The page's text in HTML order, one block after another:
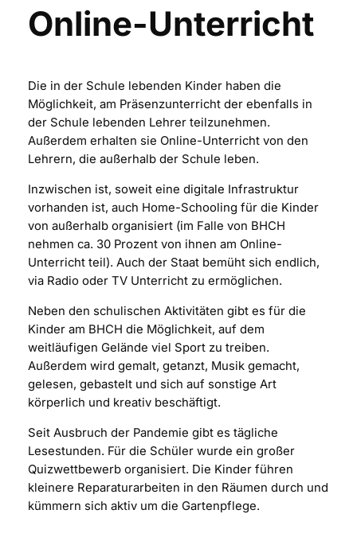
Online-Unterricht
Die in der Schule lebenden Kinder haben die
Möglichkeit, am Präsenzunterricht der ebenfalls in
der Schule lebenden Lehrer teilzunehmen.
Außerdem erhalten sie Online-Unterricht von den
Lehrern, die außerhalb der Schule leben.
Inzwischen ist, soweit eine digitale Infrastruktur
vorhanden ist, auch Home-Schooling für die Kinder
von außerhalb organisiert (im Falle von BHCH
nehmen ca. 30 Prozent von ihnen am Online-
Unterricht teil). Auch der Staat bemüht sich endlich,
via Radio oder TV Unterricht zu ermöglichen.
Neben den schulischen Aktivitäten gibt es für die
Kinder am BHCH die Möglichkeit, auf dem
weitläufigen Gelände viel Sport zu treiben.
Außerdem wird gemalt, getanzt, Musik gemacht,
gelesen, gebastelt und sich auf sonstige Art
körperlich und kreativ beschäftigt.
Seit Ausbruch der Pandemie gibt es tägliche
Lesestunden. Für die Schüler wurde ein großer
Quizwettbewerb organisiert. Die Kinder führen
kleinere Reparaturarbeiten in den Räumen durch und
kümmern sich aktiv um die Gartenpflege.